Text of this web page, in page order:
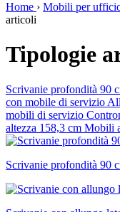
Home › Mobili per
articoli
Tipologie
Scrivanie profondità 90
con mobile di servizio
mobili di servizio
altezza 158,3 cm Mobili
Scrivanie profondità 90